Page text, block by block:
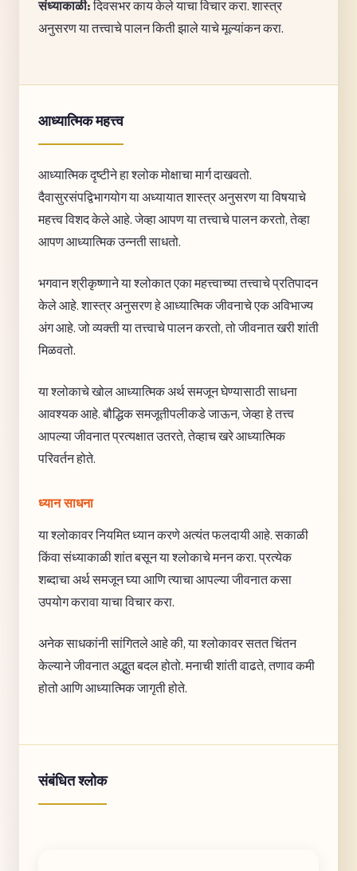
संध्याकाळी:दिवसभर काय केले याचा विचार करा. शास्त्र
अनुसरण या तत्त्वाचे पालन किती झाले याचे मूल्यांकन करा.
आध्यात्मिक महत्त्व
आध्यात्मिक दृष्टीने हा श्लोक मोक्षाचा मार्ग दाखवतो.
दैवासुरसंपद्विभागयोग या अध्यायात शास्त्र अनुसरण या विषयाचे
महत्त्व विशद केले आहे. जेव्हा आपण या तत्त्वाचे पालन करतो, तेव्हा
आपण आध्यात्मिक उन्नती साधतो.
भगवान श्रीकृष्णाने या श्लोकात एका महत्त्वाच्या तत्त्वाचे प्रतिपादन
केले आहे. शास्त्र अनुसरण हे आध्यात्मिक जीवनाचे एक अविभाज्य
अंग आहे. जो व्यक्ती या तत्त्वाचे पालन करतो, तो जीवनात खरी शांती
मिळवतो.
या श्लोकाचे खोल आध्यात्मिक अर्थ समजून घेण्यासाठी साधना
आवश्यक आहे. बौद्धिक समजूतीपलीकडे जाऊन, जेव्हा हे तत्त्व
आपल्या जीवनात प्रत्यक्षात उतरते, तेव्हाच खरे आध्यात्मिक
परिवर्तन होते.
ध्यान साधना
या श्लोकावर नियमित ध्यान करणे अत्यंत फलदायी आहे. सकाळी
किंवा संध्याकाळी शांत बसून या श्लोकाचे मनन करा. प्रत्येक
शब्दाचा अर्थ समजून घ्या आणि त्याचा आपल्या जीवनात कसा
उपयोग करावा याचा विचार करा.
अनेक साधकांनी सांगितले आहे की, या श्लोकावर सतत चिंतन
केल्याने जीवनात अद्भुत बदल होतो. मनाची शांती वाढते, तणाव कमी
होतो आणि आध्यात्मिक जागृती होते.
संबंधित श्लोक